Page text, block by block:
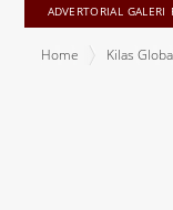
ADVERTORIAL GALERI
Home
Kilas